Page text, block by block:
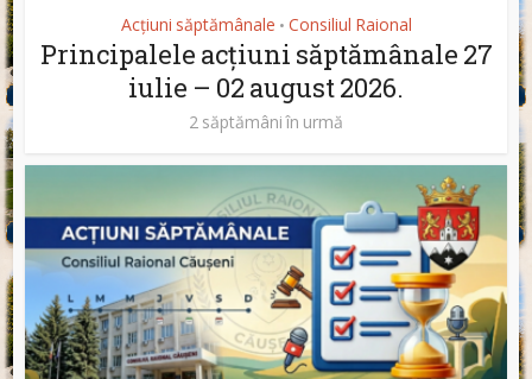
Acțiuni săptămânale • Consiliul Raional
Principalele acțiuni săptămânale 27
iulie – 02 august 2026.
2 săptămâni în urmă